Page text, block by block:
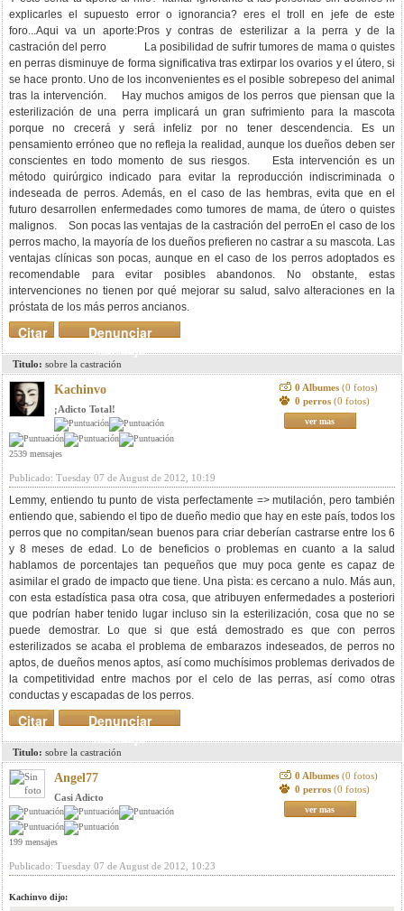
explicarles el supuesto error o ignorancia? eres el troll en jefe de este
foro...Aqui va un aporte:Pros y contras de esterilizar a la perra y de la
castración del perro La posibilidad de sufrir tumores de mama o quistes
en perras disminuye de forma significativa tras extirpar los ovarios y el útero, si
se hace pronto. Uno de los inconvenientes es el posible sobrepeso del animal
tras la intervención. Hay muchos amigos de los perros que piensan que la
esterilización de una perra implicará un gran sufrimiento para la mascota
porque no crecerá y será infeliz por no tener descendencia. Es un
pensamiento erróneo que no refleja la realidad, aunque los dueños deben ser
conscientes en todo momento de sus riesgos. Esta intervención es un
método quirúrgico indicado para evitar la reproducción indiscriminada o
indeseada de perros. Además, en el caso de las hembras, evita que en el
futuro desarrollen enfermedades como tumores de mama, de útero o quistes
malignos. Son pocas las ventajas de la castración del perroEn el caso de los
perros macho, la mayoría de los dueños prefieren no castrar a su mascota. Las
ventajas clínicas son pocas, aunque en el caso de los perros adoptados es
recomendable para evitar posibles abandonos. No obstante, estas
intervenciones no tienen por qué mejorar su salud, salvo alteraciones en la
próstata de los más perros ancianos.
Denunciar
mensaje
Citar
Titulo: sobre la castración
Kachinvo
¡Adicto Total!
2539 mensajes
0 Albumes (0 fotos)
0 perros (0 fotos)
ver mas
Publicado: Tuesday 07 de August de 2012, 10:19
Lemmy, entiendo tu punto de vista perfectamente => mutilación, pero también
entiendo que, sabiendo el tipo de dueño medio que hay en este país, todos los
perros que no compitan/sean buenos para criar deberían castrarse entre los 6
y 8 meses de edad. Lo de beneficios o problemas en cuanto a la salud
hablamos de porcentajes tan pequeños que muy poca gente es capaz de
asimilar el grado de impacto que tiene. Una pìsta: es cercano a nulo. Más aun,
con esta estadística pasa otra cosa, que atribuyen enfermedades a posteriori
que podrían haber tenido lugar incluso sin la esterilización, cosa que no se
puede demostrar. Lo que si que está demostrado es que con perros
esterilizados se acaba el problema de embarazos indeseados, de perros no
aptos, de dueños menos aptos, así como muchísimos problemas derivados de
la competitividad entre machos por el celo de las perras, así como otras
conductas y escapadas de los perros.
Denunciar
mensaje
Citar
Titulo: sobre la castración
Angel77
Casi Adicto
199 mensajes
0 Albumes (0 fotos)
0 perros (0 fotos)
ver mas
Publicado: Tuesday 07 de August de 2012, 10:23
Kachinvo dijo: